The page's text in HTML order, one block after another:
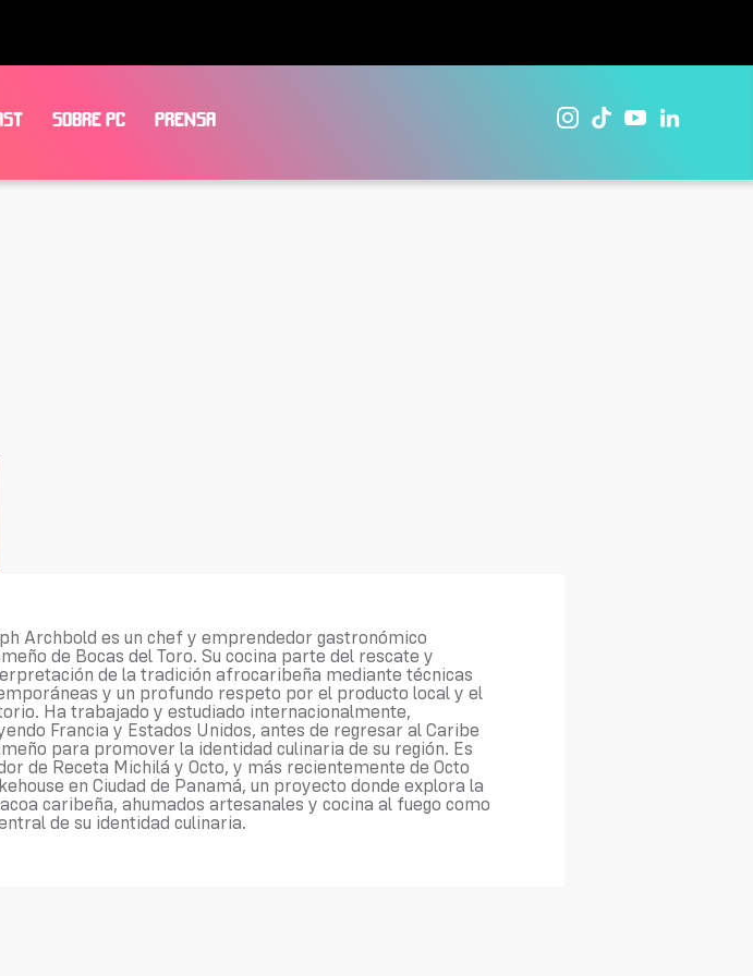
SOBRE PC PRENSA
Archbold es un chef y emprendedor gastronómico
de Bocas del Toro. Su cocina parte del rescate y
de la tradición afrocaribeña mediante técnicas
y un profundo respeto por el producto local y el
Ha trabajado y estudiado internacionalmente,
Francia y Estados Unidos, antes de regresar al Caribe
para promover la identidad culinaria de su región. Es
de Receta Michilá y Octo, y más recientemente de Octo
en Ciudad de Panamá, un proyecto donde explora la
caribeña, ahumados artesanales y cocina al fuego como
de su identidad culinaria.